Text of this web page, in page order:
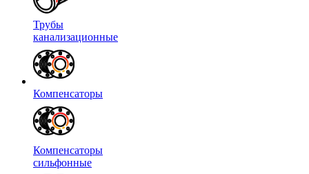
Трубы
канализационные
Компенсаторы
Компенсаторы
сильфонные